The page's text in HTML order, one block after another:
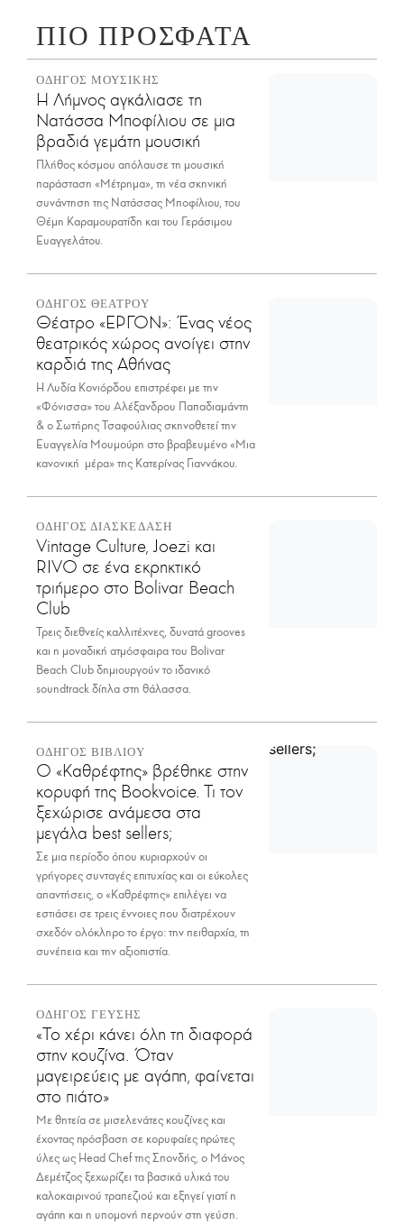
ΠΙΟ ΠΡΟΣΦΑΤΑ
ΟΔΗΓΟΣ ΜΟΥΣΙΚΗΣ
Η Λήμνος αγκάλιασε τη
Νατάσσα Μποφίλιου σε μια
βραδιά γεμάτη μουσική
Πλήθος κόσμου απόλαυσε τη μουσική
παράσταση «Μέτρημα», τη νέα σκηνική
συνάντηση της Νατάσσας Μποφίλιου, του
Θέμη Καραμουρατίδη και του Γεράσιμου
Ευαγγελάτου.
ΟΔΗΓΟΣ ΘΕΑΤΡΟΥ
Θέατρο «ΕΡΓΟΝ»: Ένας νέος
θεατρικός χώρος ανοίγει στην
καρδιά της Αθήνας
Η Λυδία Κονιόρδου επιστρέφει με την
«Φόνισσα» του Αλέξανδρου Παπαδιαμάντη
& ο Σωτήρης Τσαφούλιας σκηνοθετεί την
Ευαγγελία Μουμούρη στο βραβευμένο «Μια
κανονική μέρα» της Κατερίνας Γιαννάκου.
ΟΔΗΓΟΣ ΔΙΑΣΚΕΔΑΣΗ
Vintage Culture, Joezi και
RIVO σε ένα εκρηκτικό
τριήμερο στο Bolivar Beach
Club
Τρεις διεθνείς καλλιτέχνες, δυνατά grooves
και η μοναδική ατμόσφαιρα του Bolivar
Beach Club δημιουργούν το ιδανικό
soundtrack δίπλα στη θάλασσα.
ΟΔΗΓΟΣ ΒΙΒΛΙΟΥ
Ο «Καθρέφτης» βρέθηκε στην
κορυφή της Bookvoice. Τι τον
ξεχώρισε ανάμεσα στα
μεγάλα best sellers;
Σε μια περίοδο όπου κυριαρχούν οι
γρήγορες συνταγές επιτυχίας και οι εύκολες
απαντήσεις, ο «Καθρέφτης» επιλέγει να
εστιάσει σε τρεις έννοιες που διατρέχουν
σχεδόν ολόκληρο το έργο: την πειθαρχία, τη
συνέπεια και την αξιοπιστία.
ΟΔΗΓΟΣ ΓΕΥΣΗΣ
«Το χέρι κάνει όλη τη διαφορά
στην κουζίνα. Όταν
μαγειρεύεις με αγάπη, φαίνεται
στο πιάτο»
Με θητεία σε μισελενάτες κουζίνες και
έχοντας πρόσβαση σε κορυφαίες πρώτες
ύλες ως Head Chef της Σπονδής, ο Μάνος
Δεμέτζος ξεχωρίζει τα βασικά υλικά του
καλοκαιρινού τραπεζιού και εξηγεί γιατί η
αγάπη και η υπομονή περνούν στη γεύση.